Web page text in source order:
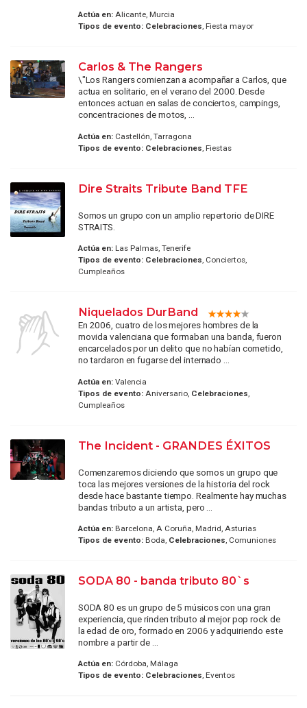
Actúa en:Alicante, Murcia
Tipos de evento: Celebraciones, Fiesta mayor
Carlos & The Rangers
\"Los Rangers comienzan a acompañar a Carlos, que
actua en solitario, en el verano del 2000. Desde
entonces actuan en salas de conciertos, campings,
concentraciones de motos, ...
Actúa en:Castellón, Tarragona
Tipos de evento: Celebraciones , Fiestas
Dire Straits Tribute Band TFE
Somos un grupo con un amplio repertorio de DIRE
STRAITS.
Actúa en:Las Palmas, Tenerife
Tipos de evento: Celebraciones, Conciertos,
Cumpleaños
Niquelados DurBand
En 2006, cuatro de los mejores hombres de la
movida valenciana que formaban una banda, fueron
encarcelados por un delito que no habían cometido,
no tardaron en fugarse del internado ...
Actúa en:Valencia
Tipos de evento:Aniversario, Celebraciones
Cumpleaños
The Incident - GRANDES ÉXITOS
Comenzaremos diciendo que somos un grupo que
toca las mejores versiones de la historia del rock
desde hace bastante tiempo. Realmente hay muchas
bandas tributo a un artista, pero ...
Actúa en:Barcelona, A Coruña, Madrid, Asturias
Tipos de evento:Boda, Celebraciones, Comuniones
SODA 80 - banda tributo 80`s
SODA 80 es un grupo de 5 músicos con una gran
experiencia, que rinden tributo al mejor pop rock de
la edad de oro, formado en 2006 y adquiriendo este
nombre a partir de ...
Actúa en:Córdoba, Málaga
Tipos de evento: Celebraciones, Eventos